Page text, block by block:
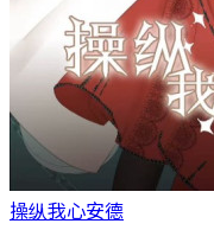
操纵我心安德